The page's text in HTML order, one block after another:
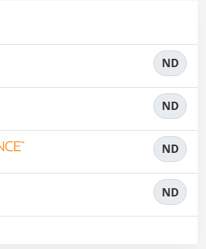
ND
ND
ND
ND